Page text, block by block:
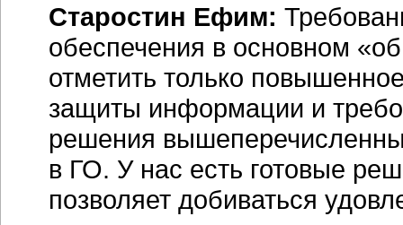
Старостин Ефим:
обеспечения в основном
отметить только
защиты информации и
решения
в ГО. У нас есть готовые
позволяет добиваться